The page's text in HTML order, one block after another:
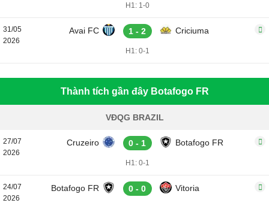
H1: 1-0
31/05
2026
Avai FC 1 - 2 Criciuma
H1: 0-1
Thành tích gần đây Botafogo FR
VĐQG BRAZIL
27/07
2026
Cruzeiro 0 - 1 Botafogo FR
H1: 0-1
24/07
2026
Botafogo FR 0 - 0 Vitoria